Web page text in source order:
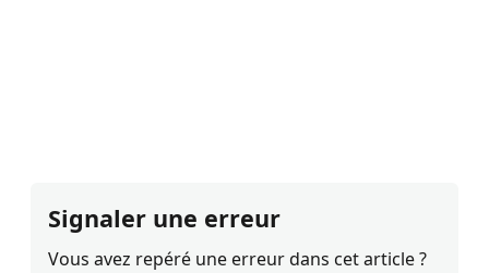
Signaler une erreur
Vous avez repéré une erreur dans cet article ?